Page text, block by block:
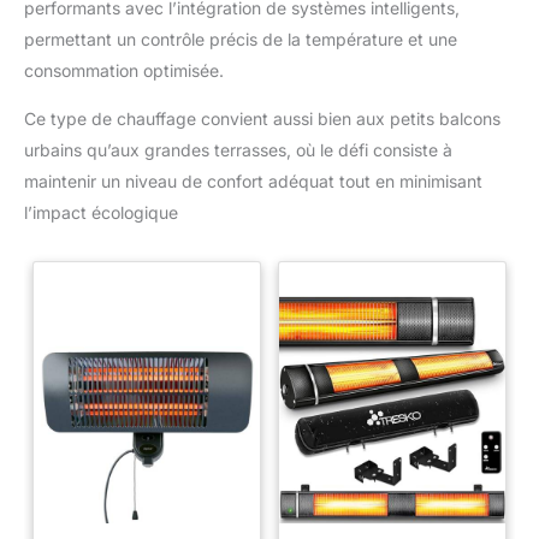
performants avec l’intégration de systèmes intelligents,
permettant un contrôle précis de la température et une
consommation optimisée.
Ce type de chauffage convient aussi bien aux petits balcons
urbains qu’aux grandes terrasses, où le défi consiste à
maintenir un niveau de confort adéquat tout en minimisant
l’impact écologique